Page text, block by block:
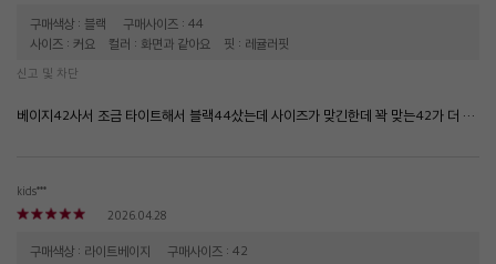
구매색상 : 블랙
구매사이즈 : 44
사이즈 : 커요
컬러 : 화면과 같아요 핏 : 레귤러핏
신고 및 차단
베이지42사서 조금 타이트해서 블랙44샀는데 사이즈가 맞긴한데 꽉 맞는42가 더 예쁨. 참고로 나는 배가 마이나옴,,
kids***
2026.04.28
구매색상 : 라이트베이지
구매사이즈 : 42